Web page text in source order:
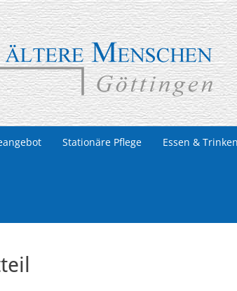
Menschen
Stationäre Pflege Essen & Trinken